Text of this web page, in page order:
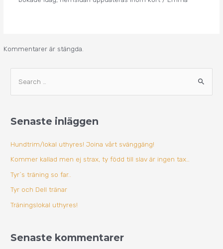
Kommentarer är stängda.
ö
e
e
r
:
Senaste inläggen
Hundtrim/lokal uthyres! Joina vårt svänggäng!
Kommer kallad men ej strax, ty född till slav är ingen tax…
Tyr`s träning so far..
Tyr och Dell tränar
Träningslokal uthyres!
Senaste kommentarer
v